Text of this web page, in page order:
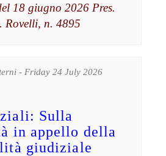
18 giugno 2026 Pres.
Rovelli, n. 4895
- Friday 24 July 2026
Sulla
in appello della
giudiziale